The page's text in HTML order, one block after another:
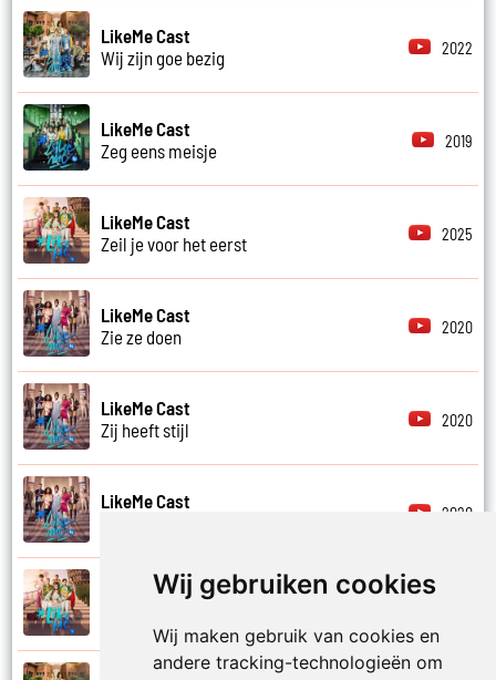
Wij gebruiken cookies
Wij maken gebruik van cookies en
andere tracking-technologieën om
LikeMe Cast
Wij zijn goe bezig
2022
LikeMe Cast
Zeg eens meisje
2019
LikeMe Cast
Zeil je voor het eerst
2025
LikeMe Cast
Zie ze doen
2020
LikeMe Cast
Zij heeft stijl
2020
LikeMe Cast
2020
LikeMe Cast